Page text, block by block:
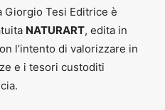
Giorgio Tesi Editrice è
NATURART, edita in
l’intento di valorizzare in
e i tesori custoditi